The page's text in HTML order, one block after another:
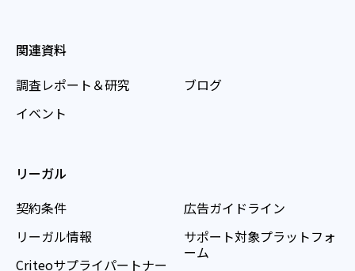
関連資料
調査レポート＆研究
イベント
ブログ
リーガル
契約条件
リーガル情報
Criteoサプライパートナー
広告ガイドライン
サポート対象プラットフォ
ーム